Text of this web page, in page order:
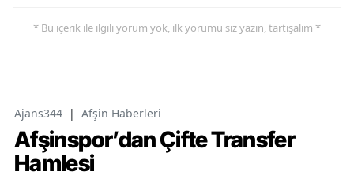
* Bu içerik ile ilgili yorum yok, ilk yorumu siz yazın, tartışalım *
Ajans344 | Afşin Haberleri
Afşinspor’dan Çifte Transfer
Hamlesi